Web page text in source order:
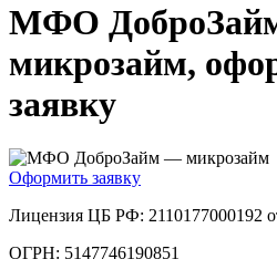
МФО
микрозайм,
заявку
Оформить заявку
Лицензия ЦБ РФ: 2110177000192
ОГРН: 5147746190851